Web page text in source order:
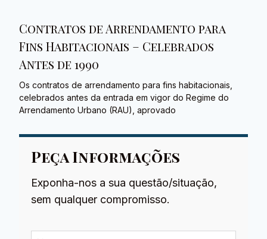
Contratos de Arrendamento para
Fins Habitacionais – Celebrados
Antes de 1990
Os contratos de arrendamento para fins habitacionais,
celebrados antes da entrada em vigor do Regime do
Arrendamento Urbano (RAU), aprovado
Peça Informações
Exponha-nos a sua questão/situação,
sem qualquer compromisso.